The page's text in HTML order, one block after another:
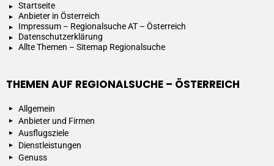
Startseite
Anbieter in Österreich
Impressum – Regionalsuche AT – Österreich
Datenschutzerklärung
Allte Themen – Sitemap Regionalsuche
THEMEN AUF REGIONALSUCHE – ÖSTERREICH
Allgemein
Anbieter und Firmen
Ausflugsziele
Dienstleistungen
Genuss